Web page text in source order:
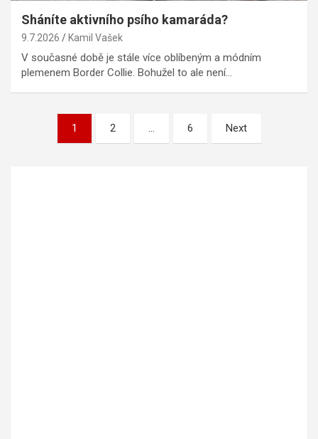
Sháníte aktivního psího kamaráda?
9.7.2026 Kamil Vašek
V současné době je stále více oblíbeným a módním
plemenem Border Collie. Bohužel to ale není…
Stránkování
příspěvků
1 2 … 6 Next